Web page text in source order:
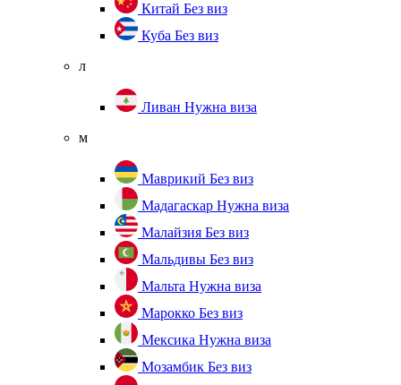
Китай Без виз
Куба Без виз
л
Ливан Нужна виза
м
Маврикий Без виз
Мадагаскар Нужна виза
Малайзия Без виз
Мальдивы Без виз
Мальта Нужна виза
Марокко Без виз
Мексика Нужна виза
Мозамбик Без виз